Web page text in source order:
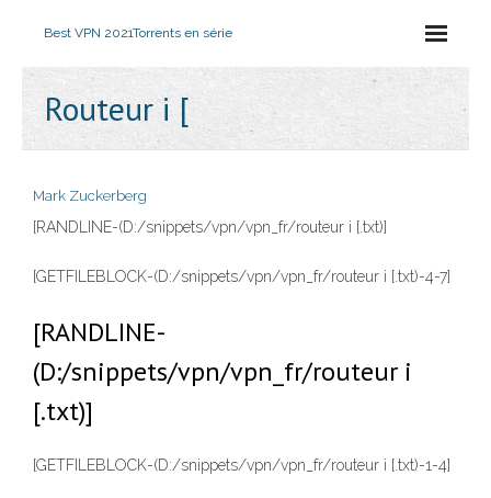
Best VPN 2021Torrents en série
Routeur i [
Mark Zuckerberg
[RANDLINE-(D:/snippets/vpn/vpn_fr/routeur i [.txt)]
[GETFILEBLOCK-(D:/snippets/vpn/vpn_fr/routeur i [.txt)-4-7]
[RANDLINE-
(D:/snippets/vpn/vpn_fr/routeur i
[.txt)]
[GETFILEBLOCK-(D:/snippets/vpn/vpn_fr/routeur i [.txt)-1-4]